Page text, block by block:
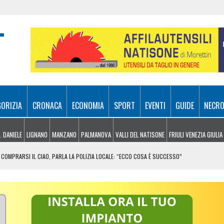
CRONACA ECONOMIA SPORT EVENTI GUIDE
DANIELE LIGNANO MANZANO PALMANOVA VALLI DEL NATISONE FRIULI VENEZIA GIULIA
IL CIAO, PARLA LA POLIZIA LOCALE: “ECCO COSA È SUCCESSO”
PER VIAGGIARE IN GRUPPO